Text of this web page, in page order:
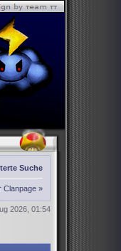
Suche
Clanpage »
2026, 01:54